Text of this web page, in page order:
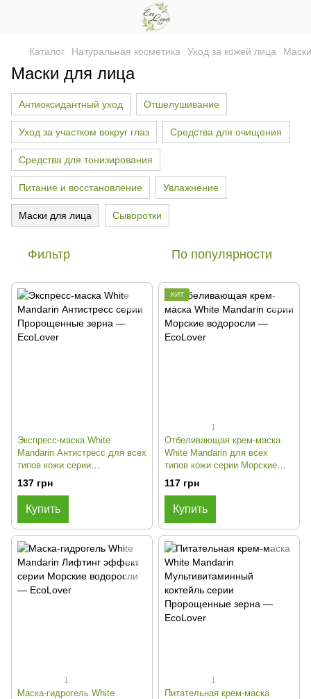
Каталог Натуральная косметика Уход за кожей лица
Маски для лица
Антиоксидантный уход Отшелушивание
Уход за участком вокруг глаз Средства для очищения
Средства для тонизирования
Питание и восстановление Увлажнение
Маски для лица Сыворотки
Фильтр По популярности
Экспресс-маска White
Mandarin Антистресс для всех
типов кожи серии
Пророщенные зерна
137 грн
Купить
ХИТ
1
Отбеливающая крем-маска
White Mandarin для всех
типов кожи серии Морские
водоросли
117 грн
Купить
1
Маска-гидрогель White
1
Питательная крем-маска